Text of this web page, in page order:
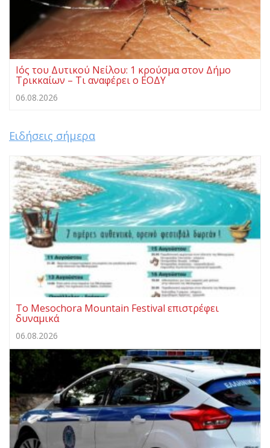
Ιός του Δυτικού Νείλου: 1 κρούσμα στον Δήμο
Τρικκαίων – Τι αναφέρει ο ΕΟΔΥ
06.08.2026
Ειδήσεις σήμερα
Το Mesochora Mountain Festival επιστρέφει
δυναμικά
06.08.2026